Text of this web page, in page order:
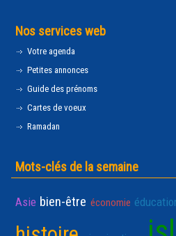
Nos services web
Votre agenda
Petites annonces
Guide des prénoms
Cartes de voeux
Ramadan
Mots-clés de la semaine
Asie bien-être économie